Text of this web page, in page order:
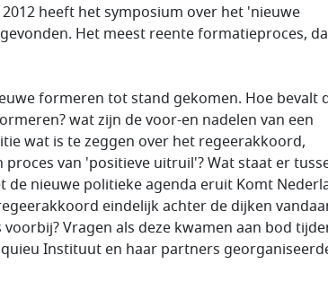
heeft het symposium over het 'nieuwe
Het meest reente formatieproces,
formeren tot stand gekomen. Hoe bevalt
wat zijn de voor-en nadelen van een
wat is te zeggen over het regeerakkoord,
proces van 'positieve uitruil'? Wat staat er
de nieuwe politieke agenda eruit Komt
eindelijk achter de dijken
Vragen als deze kwamen aan bod
Instituut en haar partners